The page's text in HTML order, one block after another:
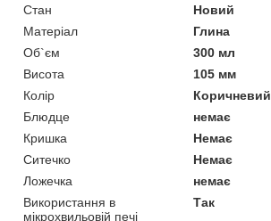
Стан
Новий
Матеріал
Глина
Об`єм
300 мл
Висота
105 мм
Колір
Коричневий
Блюдце
немає
Кришка
Немає
Ситечко
Немає
Ложечка
немає
Використання в
мікрохвильовій печі
Так